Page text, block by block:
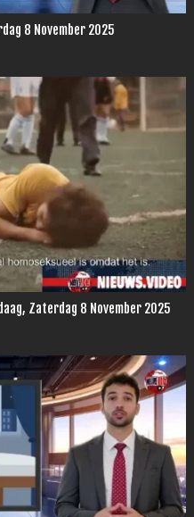
8 November 2025
Zaterdag 8 November 2025